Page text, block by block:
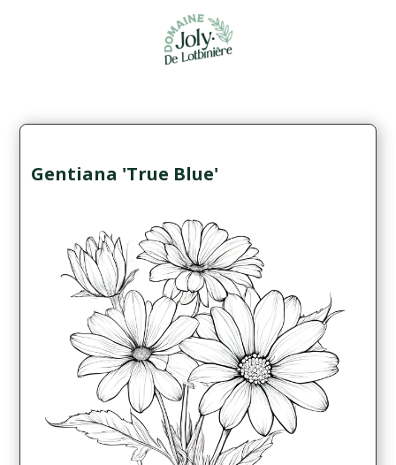
Gentiana 'True Blue'